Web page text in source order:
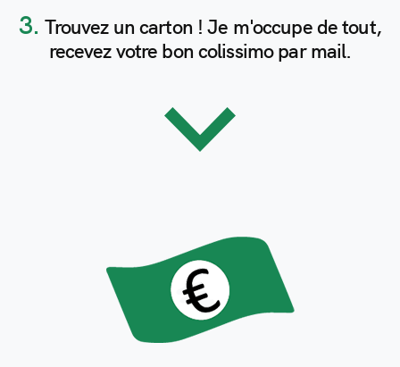
3. Trouvez un carton ! Je m'occupe de tout,
recevez votre bon colissimo par mail.